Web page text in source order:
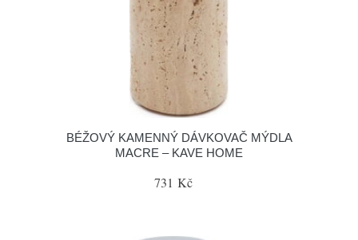
BÉŽOVÝ KAMENNÝ DÁVKOVAČ MÝDLA
MACRE – KAVE HOME
731 Kč